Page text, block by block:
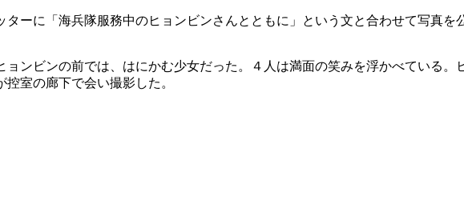
ーに「海兵隊服務中のヒョンビンさんとともに」という文と合わせて写真を
ョンビンの前では、はにかむ少女だった。４人は満面の笑みを浮かべている
室の廊下で会い撮影した。